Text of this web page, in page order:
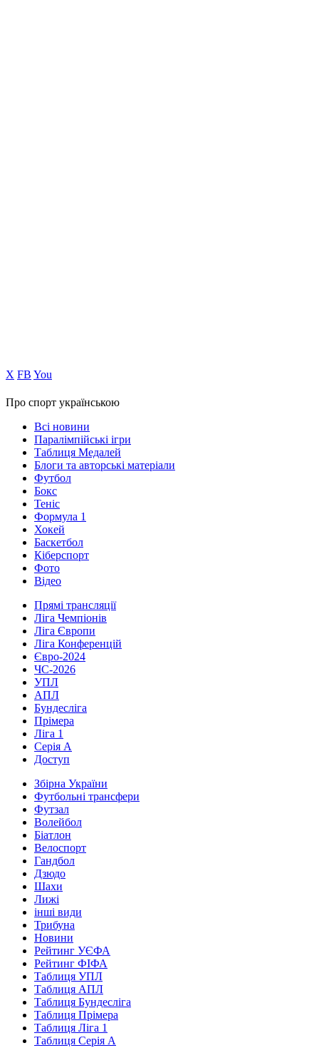
Х FB You
Про спорт українською
Всі новини
Паралімпійські ігри
Таблиця Медалей
Блоги та авторські матеріали
Футбол
Бокс
Теніс
Формула 1
Хокей
Баскетбол
Кіберспорт
Фото
Відео
Прямі трансляції
Ліга Чемпіонів
Ліга Європи
Ліга Конференцій
Євро-2024
ЧС-2026
УПЛ
АПЛ
Бундесліга
Прімера
Ліга 1
Серія А
Доступ
Збірна України
Футбольні трансфери
Футзал
Волейбол
Біатлон
Велоспорт
Гандбол
Дзюдо
Шахи
Лижі
інші види
Трибуна
Новини
Рейтинг УЄФА
Рейтинг ФІФА
Таблиця УПЛ
Таблиця АПЛ
Таблиця Бундесліга
Таблиця Прімера
Таблиця Ліга 1
Таблиця Серія А